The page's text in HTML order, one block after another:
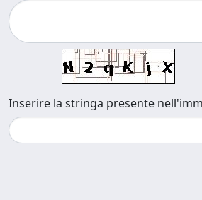
Inserire la stringa presente